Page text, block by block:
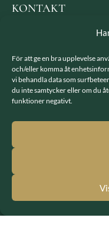
För att ge en bra upplevelse
och/eller komma åt
vi behandla data som
du inte samtycker eller om du
funktioner negativt.
KONTAKT
E-post:
Solna Fältrittklubb:
E-post:
E-post:
Besöksadress:
Postadress: SFRK,